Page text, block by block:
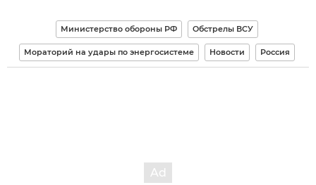
Министерство обороны РФ Обстрелы ВСУ
Мораторий на удары по энергосистеме Новости Россия